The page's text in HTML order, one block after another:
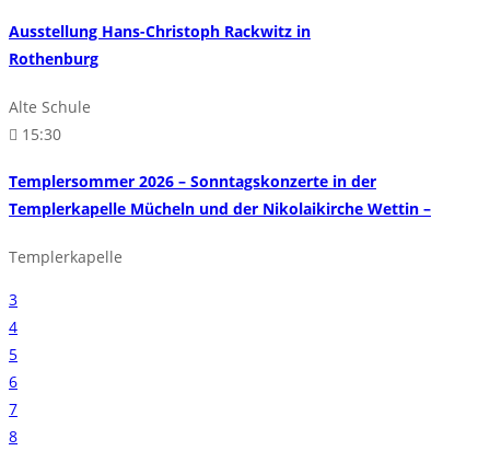
Ausstellung Hans-Christoph Rackwitz in
Rothenburg
Alte Schule
15:30
Templersommer 2026 – Sonntagskonzerte in der
Templerkapelle Mücheln und der Nikolaikirche Wettin –
Templerkapelle
3
4
5
6
7
8